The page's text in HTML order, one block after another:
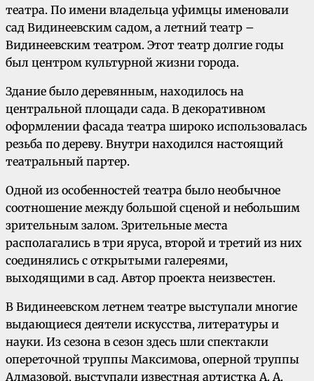
театра. По имени владельца уфимцы именовали
сад Видинеевским садом, а летний театр –
Видинеевским театром. Этот театр долгие годы
был центром культурной жизни города.
Здание было деревянным, находилось на
центральной площади сада. В декоративном
оформлении фасада театра широко использовалась
резьба по дереву. Внутри находился настоящий
театральный партер.
Одной из особенностей театра было необычное
соотношение между большой сценой и небольшим
зрительным залом. Зрительные места
располагались в три яруса, второй и третий из них
соединялись с открытыми галереями,
выходящими в сад. Автор проекта неизвестен.
В Видинеевском летнем театре выступали многие
выдающиеся деятели искусства, литературы и
науки. Из сезона в сезон здесь шли спектакли
опереточной труппы Максимова, оперной труппы
Алмазовой, выступали известная артистка А. А.